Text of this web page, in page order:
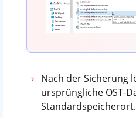
Nach der Sicherung
ursprüngliche OST-
Standardspeicherort.